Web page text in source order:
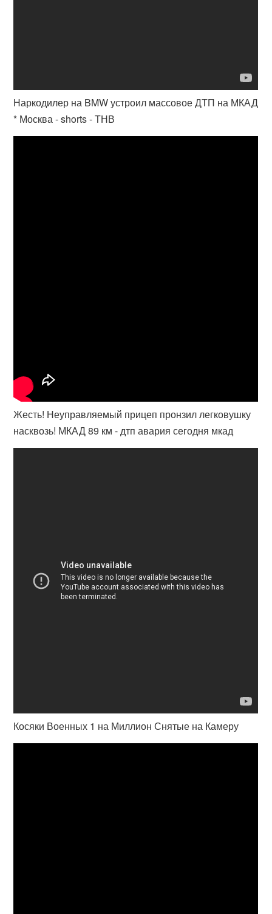
Наркодилер на BMW устроил массовое ДТП на МКАД
* Москва - shorts - ТНВ
Жесть! Неуправляемый прицеп пронзил легковушку
насквозь! МКАД 89 км - дтп авария сегодня мкад
Косяки Военных 1 на Миллион Снятые на Камеру